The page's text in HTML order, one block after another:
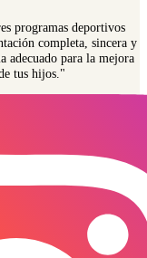
programas deportivos
completa, sincera y
adecuado para la mejora
tus hijos."